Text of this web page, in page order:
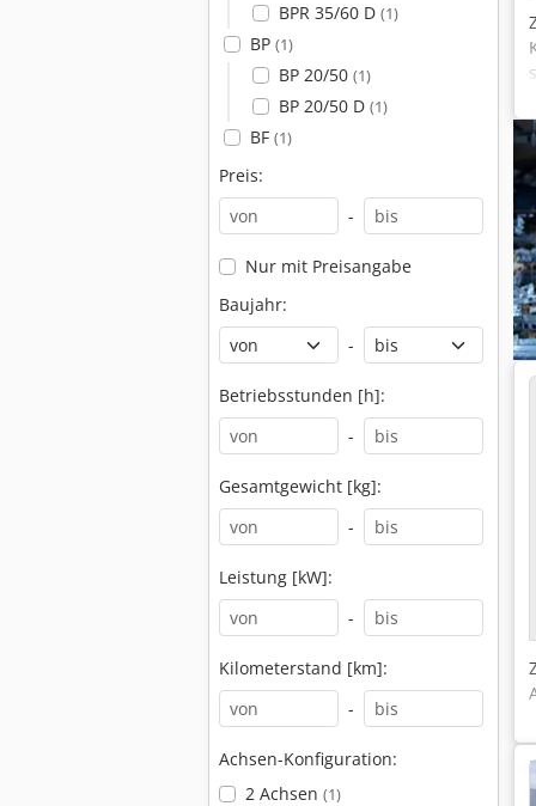
BPR 35/60 D (1)
BP (1)
BP 20/50 (1)
BP 20/50 D (1)
BF (1)
Preis:
-
Nur mit Preisangabe
Baujahr:
-
Betriebsstunden [h]:
-
Gesamtgewicht [kg]:
-
Leistung [kW]:
-
Kilometerstand [km]:
-
Achsen-Konfiguration:
2 Achsen (1)